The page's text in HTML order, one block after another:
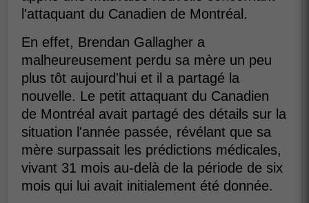
l'attaquant du Canadien de Montréal.
En effet, Brendan Gallagher a
malheureusement perdu sa mère un peu
plus tôt aujourd'hui et il a partagé la
nouvelle. Le petit attaquant du Canadien
de Montréal avait partagé des détails sur la
situation l'année passée, révélant que sa
mère surpassait les prédictions médicales,
vivant 31 mois au-delà de la période de six
mois qui lui avait initialement été donnée.